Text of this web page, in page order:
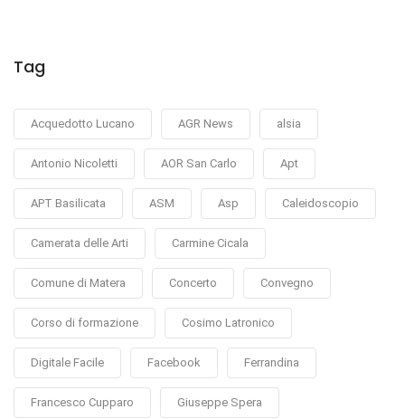
Tag
Acquedotto Lucano AGR News alsia
Antonio Nicoletti AOR San Carlo Apt
APT Basilicata ASM Asp Caleidoscopio
Camerata delle Arti Carmine Cicala
Comune di Matera Concerto Convegno
Corso di formazione Cosimo Latronico
Digitale Facile Facebook Ferrandina
Francesco Cupparo Giuseppe Spera